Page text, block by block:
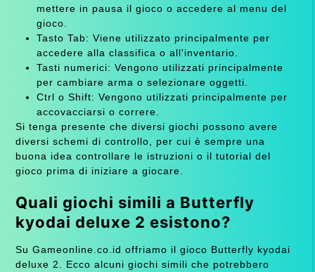
mettere in pausa il gioco o accedere al menu del
gioco.
Tasto Tab: Viene utilizzato principalmente per
accedere alla classifica o all'inventario.
Tasti numerici: Vengono utilizzati principalmente
per cambiare arma o selezionare oggetti.
Ctrl o Shift: Vengono utilizzati principalmente per
accovacciarsi o correre.
Si tenga presente che diversi giochi possono avere
diversi schemi di controllo, per cui è sempre una
buona idea controllare le istruzioni o il tutorial del
gioco prima di iniziare a giocare.
Quali giochi simili a Butterfly
kyodai deluxe 2 esistono?
Su Gameonline.co.id offriamo il gioco Butterfly kyodai
deluxe 2. Ecco alcuni giochi simili che potrebbero